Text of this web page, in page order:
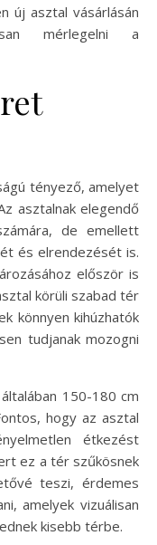
új asztal vásárlásán
mérlegelni a
tényező, amelyet
asztalnak elegendő
de emellett
és elrendezését is.
először is
körüli szabad tér
könnyen kihúzhatók
tudjanak mozogni
150-180 cm
hogy az asztal
étkezést
ez a tér szűkösnek
teszi, érdemes
amelyek vizuálisan
kisebb térbe.